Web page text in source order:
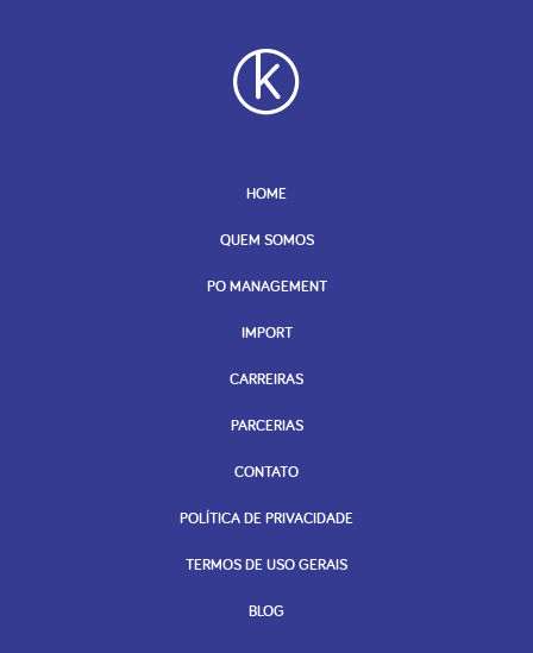
HOME
QUEM SOMOS
PO MANAGEMENT
IMPORT
CARREIRAS
PARCERIAS
CONTATO
POLÍTICA DE PRIVACIDADE
TERMOS DE USO GERAIS
BLOG